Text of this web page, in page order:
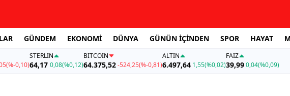
GÜNDEM EKONOMİ DÜNYA GÜNÜN İÇİNDEN SPOR HAYAT
(%-0,10)
STERLIN
64,17 0,08(%0,12)
BITCOIN
64.375,52-524,25(%-0,81)
ALTIN
6.497,64 1,55(%0,02)
FAİZ
39,990,04(%0,09)